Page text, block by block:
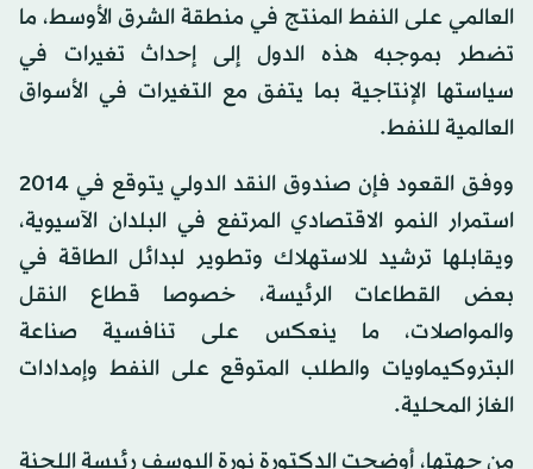
العالمي على النفط المنتج في منطقة الشرق الأوسط، ما
تضطر بموجبه هذه الدول إلى إحداث تغيرات في
سياستها الإنتاجية بما يتفق مع التغيرات في الأسواق
العالمية للنفط.
ووفق القعود فإن صندوق النقد الدولي يتوقع في 2014
استمرار النمو الاقتصادي المرتفع في البلدان الآسيوية،
ويقابلها ترشيد للاستهلاك وتطوير لبدائل الطاقة في
بعض القطاعات الرئيسة، خصوصا قطاع النقل
والمواصلات، ما ينعكس على تنافسية صناعة
البتروكيماويات والطلب المتوقع على النفط وإمدادات
الغاز المحلية.
من جهتها، أوضحت الدكتورة نورة اليوسف رئيسة اللجنة